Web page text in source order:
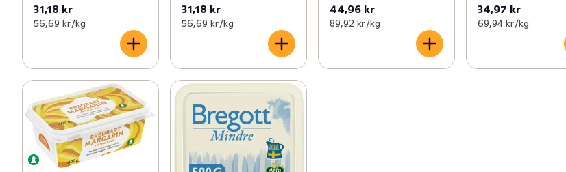
31,18 kr
56,69 kr /kg
31,18 kr
56,69 kr /kg
44,96 kr
89,92 kr /kg
34,97 kr
69,94 kr /kg